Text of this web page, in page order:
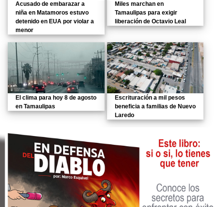
Acusado de embarazar a
niña en Matamoros estuvo
detenido en EUA por violar a
menor
Miles marchan en
Tamaulipas para exigir
liberación de Octavio Leal
El clima para hoy 8 de agosto
en Tamaulipas
Escrituración a mil pesos
beneficia a familias de Nuevo
Laredo